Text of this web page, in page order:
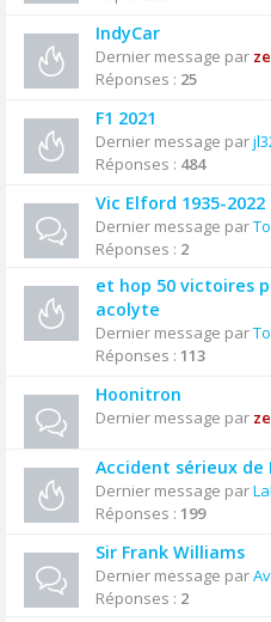
IndyCar
Dernier message par
Réponses : 25
F1 2021
Dernier message par
Réponses : 484
Vic Elford 1935-2022
Dernier message par
Réponses : 2
et hop 50 victoires
acolyte
Dernier message par
Réponses : 113
Hoonitron
Dernier message par
Accident sérieux de
Dernier message par
Réponses : 199
Sir Frank Williams
Dernier message par
Réponses : 2